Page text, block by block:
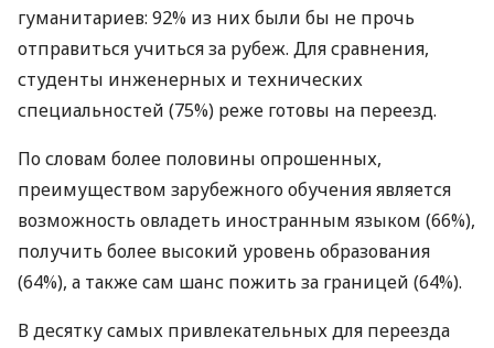
гуманитариев: 92% из них были бы не прочь
отправиться учиться за рубеж. Для сравнения,
студенты инженерных и технических
специальностей (75%) реже готовы на переезд.
По словам более половины опрошенных,
преимуществом зарубежного обучения является
возможность овладеть иностранным языком (66%),
получить более высокий уровень образования
(64%), а также сам шанс пожить за границей (64%).
В десятку самых привлекательных для переезда